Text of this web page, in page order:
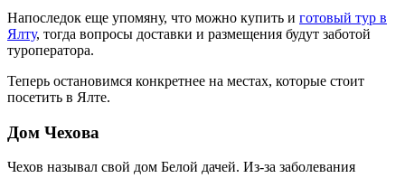
Напоследок еще упомяну, что можно купить и готовый тур в
Ялту, тогда вопросы доставки и размещения будут заботой
туроператора.
Теперь остановимся конкретнее на местах, которые стоит
посетить в Ялте.
Дом Чехова
Чехов называл свой дом Белой дачей. Из-за заболевания